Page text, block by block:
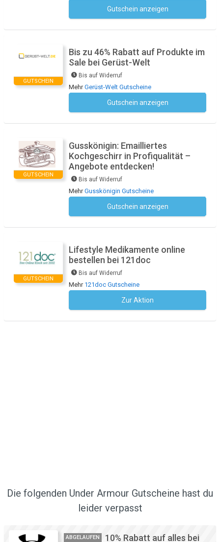
Gutschein anzeigen
GUTSCHEIN
Bis zu 46% Rabatt auf Produkte im
Sale bei Gerüst-Welt
Bis auf Widerruf
MehrGerüst-Welt Gutscheine
Gutschein anzeigen
GUTSCHEIN
Gusskönigin: Emailliertes
Kochgeschirr in Profiqualität –
Angebote entdecken!
Bis auf Widerruf
MehrGusskönigin Gutscheine
Gutschein anzeigen
GUTSCHEIN
Lifestyle Medikamente online
bestellen bei 121doc
Bis auf Widerruf
Mehr 121doc Gutscheine
Zur Aktion
Die folgenden Under Armour Gutscheine hast du
leider verpasst
ABGELAUFEN 10% Rabatt auf alles bei